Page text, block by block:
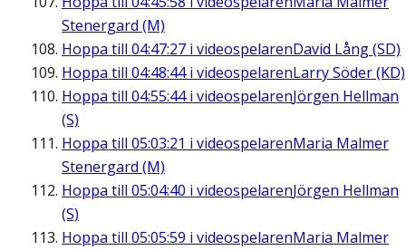
Stenergard (M)
Hoppa till 04:47:27 i videospelarenDavid Lång (SD)
Hoppa till 04:48:44i videospelarenLarry Söder (KD)
Hoppa till 04:55:44i videospelarenJörgen Hellman
(S)
Hoppa till 05:03:21 i videospelarenMaria Malmer
Stenergard (M)
Hoppa till 05:04:40 i videospelarenJörgen Hellman
(S)
Hoppa till 05:05:59 i videospelarenMaria Malmer